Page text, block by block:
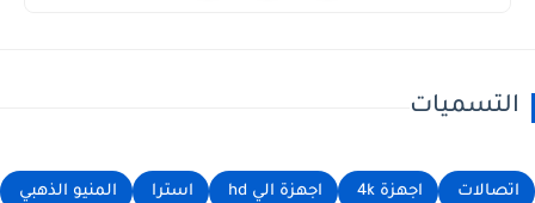
التسميات
اتصالات اجهزة 4k اجهزة الي hd استرا المنيو الذهبي